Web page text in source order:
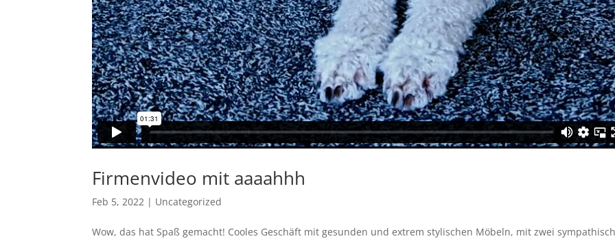
Firmenvideo mit aaaahhh
Feb 5, 2022 | Uncategorized
Wow, das hat Spaß gemacht! Cooles Geschäft mit gesunden und extrem stylischen Möbeln, mit zwei